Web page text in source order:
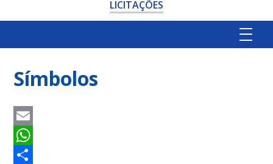
LICITAÇÕES
Símbolos
Email
WhatsApp